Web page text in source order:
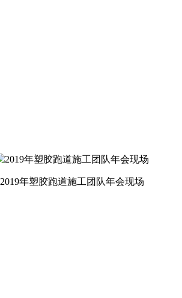
2019年塑胶跑道施工团队年会现场